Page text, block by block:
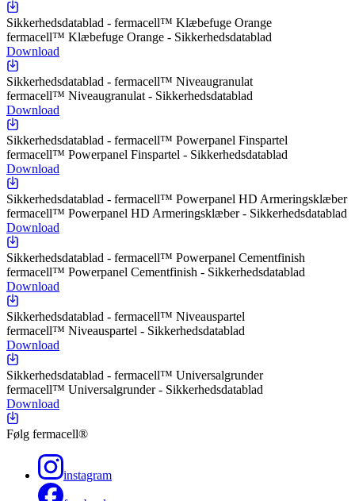
Sikkerhedsdatablad - fermacell™ Klæbefuge Orange
fermacell™ Klæbefuge Orange - Sikkerhedsdatablad
Download
Sikkerhedsdatablad - fermacell™ Niveaugranulat
fermacell™ Niveaugranulat - Sikkerhedsdatablad
Download
Sikkerhedsdatablad - fermacell™ Powerpanel Finspartel
fermacell™ Powerpanel Finspartel - Sikkerhedsdatablad
Download
Sikkerhedsdatablad - fermacell™ Powerpanel HD Armeringsklæber
fermacell™ Powerpanel HD Armeringsklæber - Sikkerhedsdatablad
Download
Sikkerhedsdatablad - fermacell™ Powerpanel Cementfinish
fermacell™ Powerpanel Cementfinish - Sikkerhedsdatablad
Download
Sikkerhedsdatablad - fermacell™ Niveauspartel
fermacell™ Niveauspartel - Sikkerhedsdatablad
Download
Sikkerhedsdatablad - fermacell™ Universalgrunder
fermacell™ Universalgrunder - Sikkerhedsdatablad
Download
Følg fermacell®
instagram